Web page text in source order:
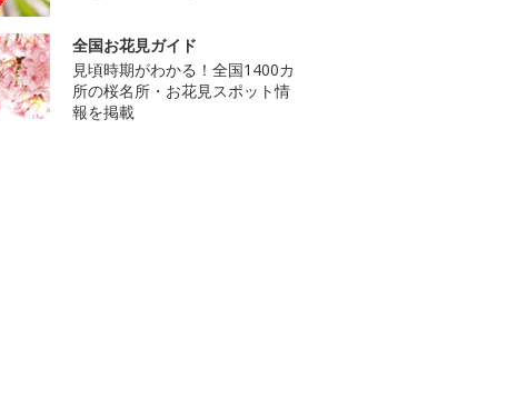
全国お花見ガイド
見頃時期がわかる！全国1400カ
所の桜名所・お花見スポット情
報を掲載